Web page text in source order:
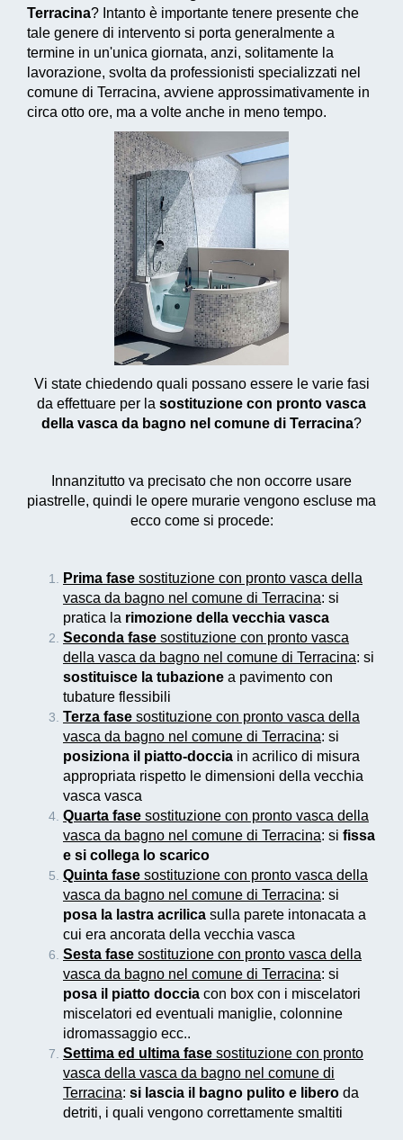
Terracina? Intanto è importante tenere presente che
tale genere di intervento si porta generalmente a
termine in un'unica giornata, anzi, solitamente la
lavorazione, svolta da professionisti specializzati nel
comune di Terracina, avviene approssimativamente in
circa otto ore, ma a volte anche in meno tempo.
Vi state chiedendo quali possano essere le varie fasi
da effettuare per la sostituzione con pronto vasca
della vasca da bagno nel comune di Terracina?
Innanzitutto va precisato che non occorre usare
piastrelle, quindi le opere murarie vengono escluse ma
ecco come si procede:
Prima fase sostituzione con pronto vasca della
vasca da bagno nel comune di Terracina: si
pratica la rimozione della vecchia vasca
Seconda fase sostituzione con pronto vasca
della vasca da bagno nel comune di Terracina: si
sostituisce la tubazione a pavimento con
tubature flessibili
Terza fase sostituzione con pronto vasca della
vasca da bagno nel comune di Terracina: si
posiziona il piatto-doccia in acrilico di misura
appropriata rispetto le dimensioni della vecchia
vasca vasca
Quarta fase sostituzione con pronto vasca della
vasca da bagno nel comune di Terracina: si fissa
e si collega lo scarico
Quinta fase sostituzione con pronto vasca della
vasca da bagno nel comune di Terracina: si
posa la lastra acrilica sulla parete intonacata a
cui era ancorata della vecchia vasca
Sesta fase sostituzione con pronto vasca della
vasca da bagno nel comune di Terracina: si
posa il piatto doccia con box con i miscelatori
miscelatori ed eventuali maniglie, colonnine
idromassaggio ecc..
Settima ed ultima fase sostituzione con pronto
vasca della vasca da bagno nel comune di
Terracina: si lascia il bagno pulito e libero da
detriti, i quali vengono correttamente smaltiti